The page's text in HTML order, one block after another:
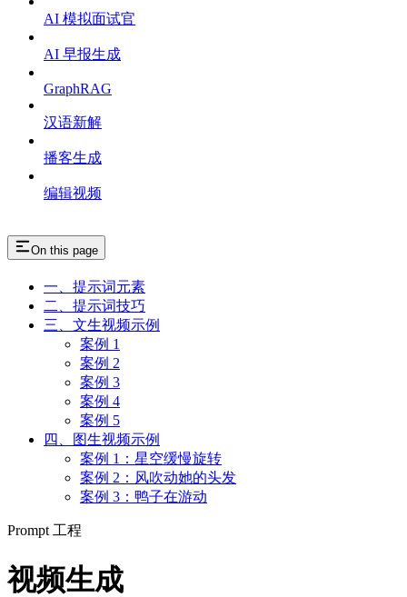
AI 模拟面试官
AI 早报生成
GraphRAG
汉语新解
播客生成
编辑视频
On this page
一、提示词元素
二、提示词技巧
三、文生视频示例
案例 1
案例 2
案例 3
案例 4
案例 5
四、图生视频示例
案例 1：星空缓慢旋转
案例 2：风吹动她的头发
案例 3：鸭子在游动
Prompt 工程
视频生成